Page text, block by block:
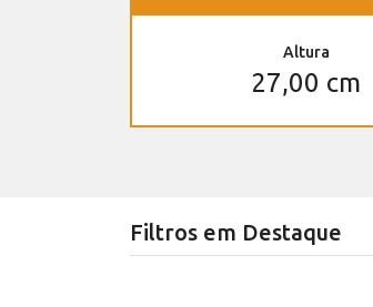
Altura
27,00 cm
Filtros em Destaque